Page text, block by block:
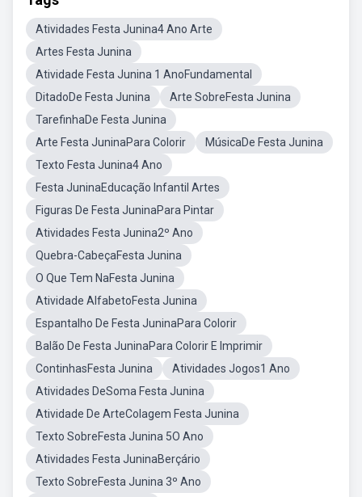
Atividades Festa Junina4 Ano Arte
Artes Festa Junina
Atividade Festa Junina 1 AnoFundamental
DitadoDe Festa Junina
Arte SobreFesta Junina
TarefinhaDe Festa Junina
Arte Festa JuninaPara Colorir
MúsicaDe Festa Junina
Texto Festa Junina4 Ano
Festa JuninaEducação Infantil Artes
Figuras De Festa JuninaPara Pintar
Atividades Festa Junina2º Ano
Quebra-CabeçaFesta Junina
O Que Tem NaFesta Junina
Atividade AlfabetoFesta Junina
Espantalho De Festa JuninaPara Colorir
Balão De Festa JuninaPara Colorir E Imprimir
ContinhasFesta Junina
Atividades Jogos1 Ano
Atividades DeSoma Festa Junina
Atividade De ArteColagem Festa Junina
Texto SobreFesta Junina 5O Ano
Atividades Festa JuninaBerçário
Texto SobreFesta Junina 3º Ano